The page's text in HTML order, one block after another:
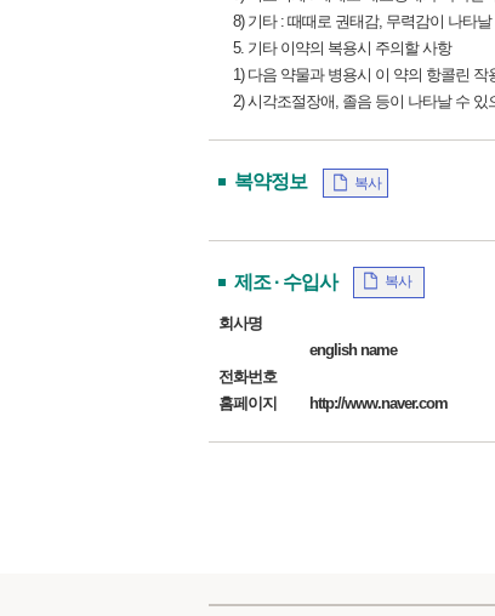
8) 기타 : 때때로 권태감, 무력감이 나타
5. 기타 이약의 복용시 주의할 사항
1) 다음 약물과 병용시 이 약의 항콜린
2) 시각조절장애, 졸음 등이 나타날 수
복약정보 복사
제조 · 수입사 복사
회사명
english name
전화번호
홈페이지
http://www.naver.com